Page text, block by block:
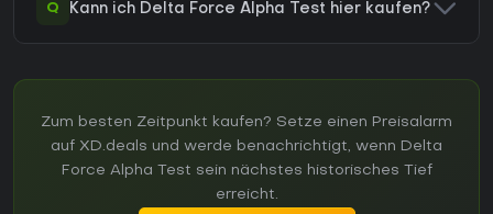
Q Kann ich Delta Force Alpha Test hier kaufen?
Zum besten Zeitpunkt kaufen? Setze einen Preisalarm
auf XD.deals und werde benachrichtigt, wenn Delta
Force Alpha Test sein nächstes historisches Tief
erreicht.